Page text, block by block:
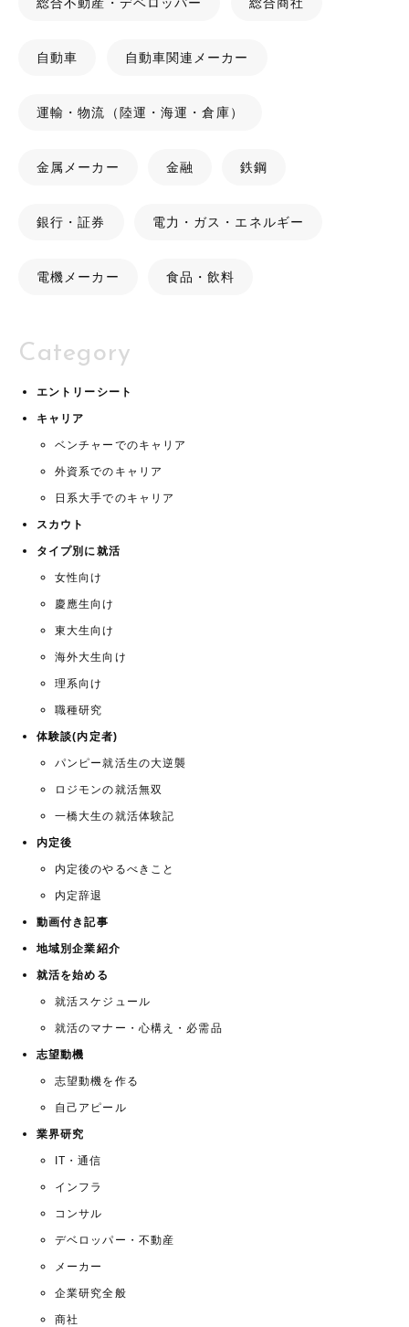
自動車 自動車関連メーカー
運輸・物流（陸運・海運・倉庫）
金属メーカー 金融 鉄鋼
銀行・証券 電力・ガス・エネルギー
電機メーカー 食品・飲料
Category
エントリーシート
キャリア
ベンチャーでのキャリア
外資系でのキャリア
日系大手でのキャリア
スカウト
タイプ別に就活
女性向け
慶應生向け
東大生向け
海外大生向け
理系向け
職種研究
体験談(内定者)
パンピー就活生の大逆襲
ロジモンの就活無双
一橋大生の就活体験記
内定後
内定後のやるべきこと
内定辞退
動画付き記事
地域別企業紹介
就活を始める
就活スケジュール
就活のマナー・心構え・必需品
志望動機
志望動機を作る
自己アピール
業界研究
IT・通信
インフラ
コンサル
デベロッパー・不動産
メーカー
企業研究全般
商社